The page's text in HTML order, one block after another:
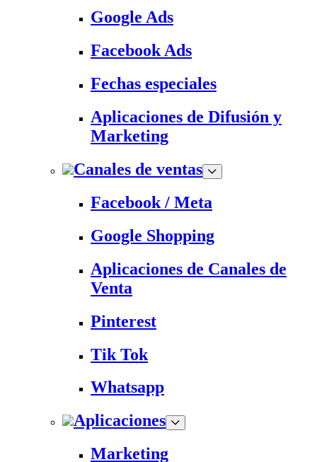
Google Ads
Facebook Ads
Fechas especiales
Aplicaciones de Difusión y
Marketing
Canales de ventas
Facebook / Meta
Google Shopping
Aplicaciones de Canales de
Venta
Pinterest
Tik Tok
Whatsapp
Aplicaciones
Marketing